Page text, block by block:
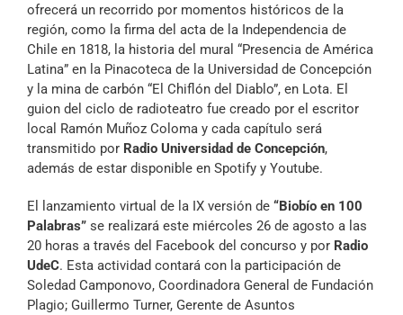
ofrecerá un recorrido por momentos históricos de la
región, como la firma del acta de la Independencia de
Chile en 1818, la historia del mural “Presencia de América
Latina” en la Pinacoteca de la Universidad de Concepción
y la mina de carbón “El Chiflón del Diablo”, en Lota. El
guion del ciclo de radioteatro fue creado por el escritor
local Ramón Muñoz Coloma y cada capítulo será
transmitido por Radio Universidad de Concepción,
además de estar disponible en Spotify y Youtube.
El lanzamiento virtual de la IX versión de “Biobío en 100
Palabras” se realizará este miércoles 26 de agosto a las
20 horas a través del Facebook del concurso y por Radio
UdeC. Esta actividad contará con la participación de
Soledad Camponovo, Coordinadora General de Fundación
Plagio; Guillermo Turner, Gerente de Asuntos